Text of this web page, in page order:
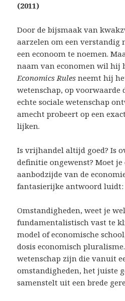
(2011)
Door de bijsmaak van
aarzelen om een verstandig
een econoom te noemen.
naam van economen wil hij
Economics Rules neemt hij
wetenschap, op voorwaarde
echte sociale wetenschap
amecht probeert op een
lijken.
Is vrijhandel altijd goed? Is
definitie ongewenst? Moet je
aanbodzijde van de
fantasierijke antwoord luidt:
Omstandigheden, weet je
fundamentalistisch vast te
model of economische
dosis economisch
wetenschap zijn die vanuit
omstandigheden, het juiste
samenstelt uit een brede